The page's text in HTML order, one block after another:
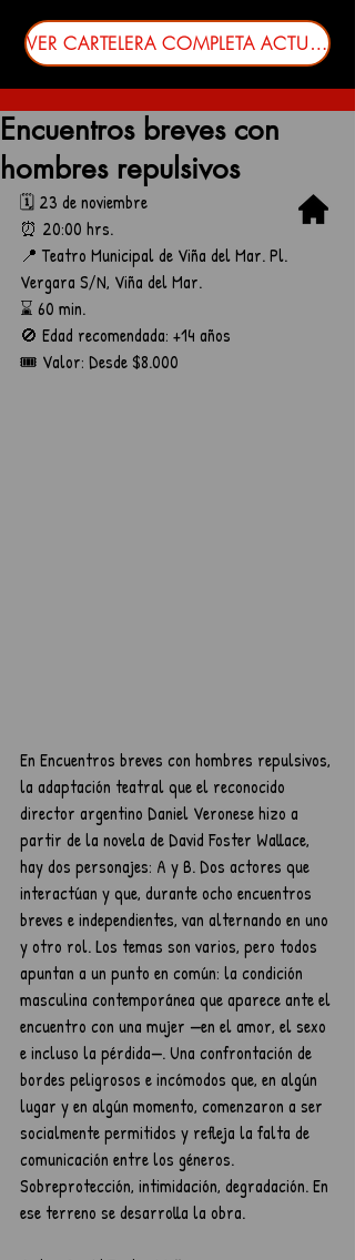
VER CARTELERA COMPLETA ACTUALIZADA
Encuentros breves con
hombres repulsivos
🗓️ 23 de noviembre
⏰ 20:00 hrs.
📍 Teatro Municipal de Viña del Mar. Pl.
Vergara S/N, Viña del Mar.
⌛ 60 min.
🚫 Edad recomendada: +14 años
🎟️ Valor: Desde $8.000
En Encuentros breves con hombres repulsivos,
la adaptación teatral que el reconocido
director argentino Daniel Veronese hizo a
partir de la novela de David Foster Wallace,
hay dos personajes: A y B. Dos actores que
interactúan y que, durante ocho encuentros
breves e independientes, van alternando en uno
y otro rol. Los temas son varios, pero todos
apuntan a un punto en común: la condición
masculina contemporánea que aparece ante el
encuentro con una mujer —en el amor, el sexo
e incluso la pérdida—. Una confrontación de
bordes peligrosos e incómodos que, en algún
lugar y en algún momento, comenzaron a ser
socialmente permitidos y refleja la falta de
comunicación entre los géneros.
Sobreprotección, intimidación, degradación. En
ese terreno se desarrolla la obra.